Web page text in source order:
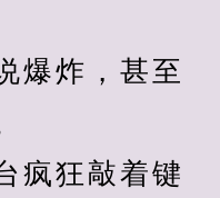
炸，甚至
狂敲着键